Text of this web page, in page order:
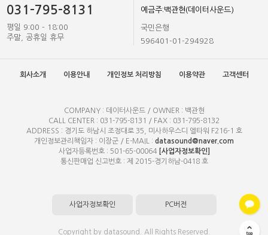
031-795-8131
평일 9:00 - 18:00
주말, 공휴일 휴무
예금주:백관현(데이터사운드)
국민은행
596401-01-294928
회사소개 이용안내 개인정보 처리방침 이용약관 고객센터
COMPANY : 데이터사운드 / OWNER : 백관현
CALL CENTER : 031-795-8131 / FAX : 031-795-8132
ADDRESS : 경기도 하남시 조정대로 35, 미사하우스디 엘타워 F216-1 호
개인정보관리책임자 : 이장군 / E-MAIL : datasound@naver.com
사업자등록번호 : 501-65-00064 [사업자정보확인]
통신판매업 신고번호 : 제 2015-경기하남-0418 호
사업자정보확인 PC버전
Copyright by datasound. All Rights Reserved.